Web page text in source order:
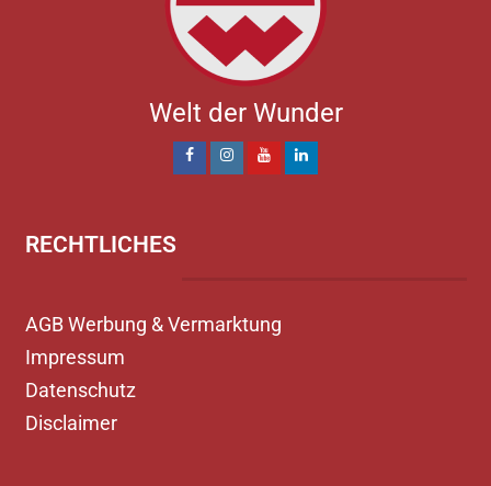
Welt der Wunder
RECHTLICHES
AGB Werbung & Vermarktung
Impressum
Datenschutz
Disclaimer